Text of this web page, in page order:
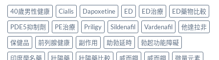
清
楚〉
中
家
實
測
評
價〉
中
用、
安
全
服
方
購
買
渠
道
價
錢
買
先
安
心？
2026
年
香
40歲男性健康 Cialis Dapoxetine ED ED治療
ED藥物比較
PDE5抑制劑
PE治療 Priligy Sildenafil Vardenafil
他達拉非
保健品
前列腺健康 副作用 助勃延時
勃起功能障礙
印度學名藥
壯陽藥 壯陽藥比較 威而鋼 威而鋼
微量元素